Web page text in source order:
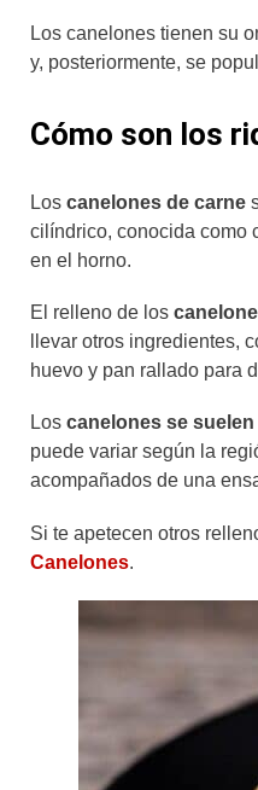
Los canelones tienen su
y, posteriormente, se
Cómo son los
Los canelones de carne
cilíndrico, conocida como
en el horno.
El relleno de los
llevar otros ingredientes,
huevo y pan rallado para
Los canelones se
puede variar según la
acompañados de una
Si te apetecen otros
Canelones.